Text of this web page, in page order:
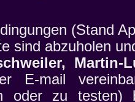
(Stand
sind abzuholen
Martin-
E-mail
oder zu testen)